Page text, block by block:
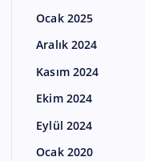
Ocak 2025
Aralık 2024
Kasım 2024
Ekim 2024
Eylül 2024
Ocak 2020